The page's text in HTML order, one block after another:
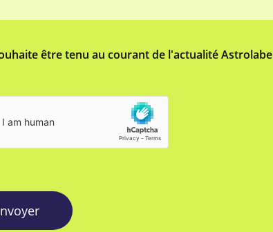
être tenu au courant de l'actualité Astrolabe